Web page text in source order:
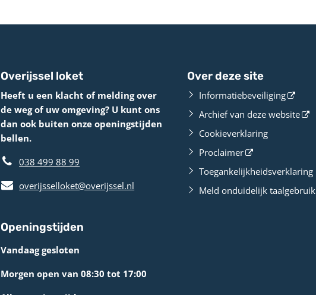
Overijssel loket
Heeft u een klacht of melding over
de weg of uw omgeving? U kunt ons
dan ook buiten onze openingstijden
bellen.
038 499 88 99
overijsselloket@overijssel.nl
Openingstijden
Vandaag gesloten
Morgen open van 08:30 tot 17:00
Over deze site
Informatiebeveiliging
Archief van deze website
Cookieverklaring
Proclaimer
Toegankelijkheidsverklaring
Meld onduidelijk taalgebruik